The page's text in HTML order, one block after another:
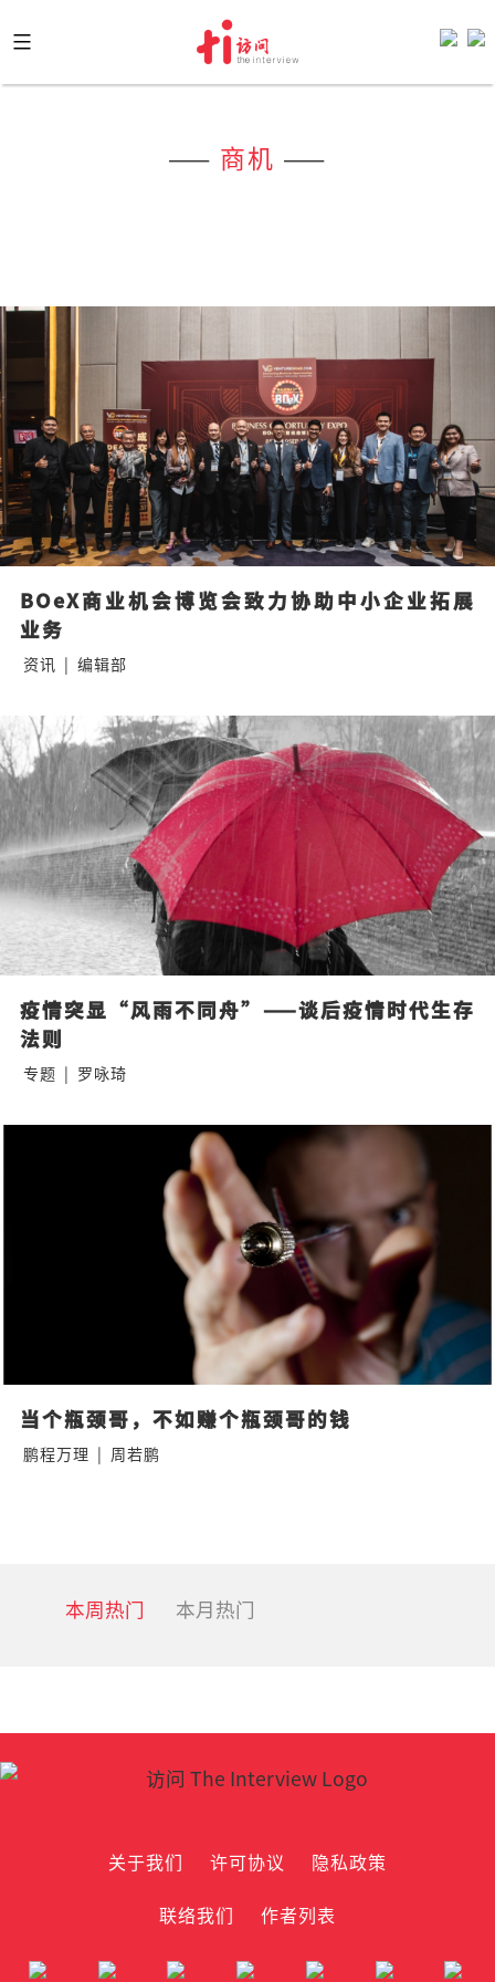
to
content
—— 商机 ——
BOeX商业机会博览会致力协助中小企业拓展
业务
资讯 | 编辑部
疫情突显“风雨不同舟”——谈后疫情时代生存
法则
专题 | 罗咏琦
当个瓶颈哥，不如赚个瓶颈哥的钱
鹏程万理 | 周若鹏
本周热门 本月热门
关于我们 许可协议
隐私政策
联络我们
作者列表